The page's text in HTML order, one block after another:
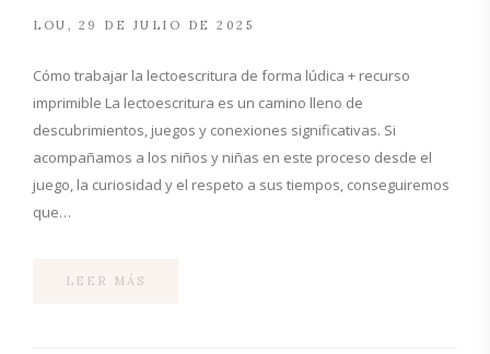
LOU 29 DE JULIO DE 2025
Cómo trabajar la lectoescritura de forma lúdica + recurso
imprimible La lectoescritura es un camino lleno de
descubrimientos, juegos y conexiones significativas. Si
acompañamos a los niños y niñas en este proceso desde el
juego, la curiosidad y el respeto a sus tiempos, conseguiremos
que…
LEER MÁS